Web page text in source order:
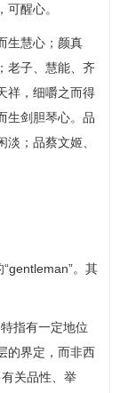
醒心。
慧心；颜真
老子、慧能、齐
祥，细嚼之而得
生剑胆琴心。品
；品蔡文姬、
。其
指有一定地位
的界定，而非西
关品性、举